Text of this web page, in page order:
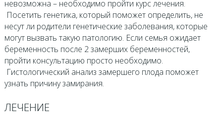
невозможна – необходимо пройти курс лечения.
­ Посетить генетика, который поможет определить, не
несут ли родители генетические заболевания, которые
могут вызвать такую патологию. Если семья ожидает
беременность после 2 замерших беременностей,
пройти консультацию просто необходимо.
­ Гистологический анализ замершего плода поможет
узнать причину замирания.
ЛЕЧЕНИЕ